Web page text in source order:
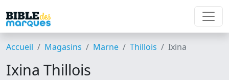
Accueil Magasins Marne Thillois Ixina
Ixina Thillois